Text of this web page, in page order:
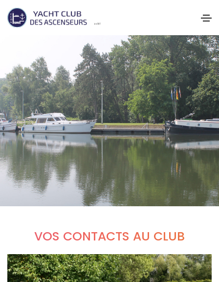
VOS CONTACTS AU CLUB